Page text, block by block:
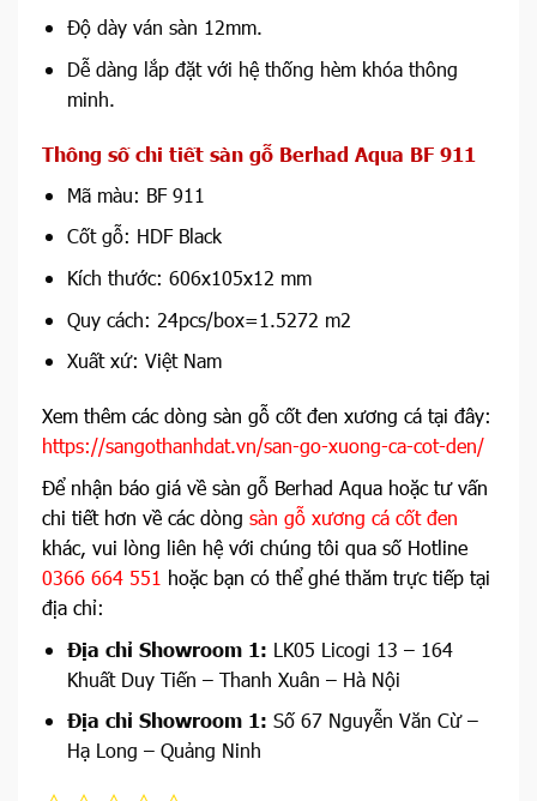
Độ dày ván sàn 12mm.
Dễ dàng lắp đặt với hệ thống hèm khóa thông
minh.
Thông số chi tiết sàn gỗ Berhad Aqua BF 911
Mã màu: BF 911
Cốt gỗ: HDF Black
Kích thước: 606x105x12 mm
Quy cách: 24pcs/box=1.5272 m2
Xuất xứ: Việt Nam
Xem thêm các dòng sàn gỗ cốt đen xương cá tại đây:
https://sangothanhdat.vn/san-go-xuong-ca-cot-den/
Để nhận báo giá về sàn gỗ Berhad Aqua hoặc tư vấn
chi tiết hơn về các dòng sàn gỗ xương cá cốt đen
khác, vui lòng liên hệ với chúng tôi qua số Hotline
0366 664 551 hoặc bạn có thể ghé thăm trực tiếp tại
địa chỉ:
Địa chỉ Showroom 1: LK05 Licogi 13 – 164
Khuất Duy Tiến – Thanh Xuân – Hà Nội
Địa chỉ Showroom 1: Số 67 Nguyễn Văn Cừ –
Hạ Long – Quảng Ninh